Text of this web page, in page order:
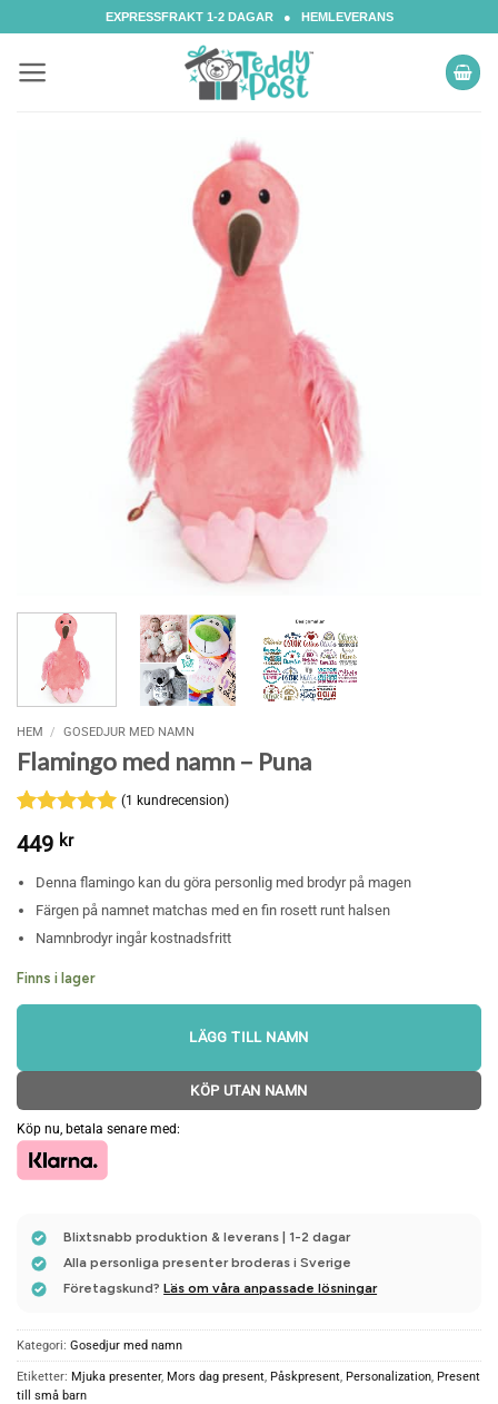
to
EXPRESSFRAKT 1-2 DAGAR ● HEMLEVERANS
HEM / GOSEDJUR MED NAMN
Flamingo med namn – Puna
Betygsatt
av 5
kundrecension
(1 kundrecension)
449 kr
Denna flamingo kan du göra personlig med brodyr på magen
Färgen på namnet matchas med en fin rosett runt halsen
Namnbrodyr ingår kostnadsfritt
Finns i lager
LÄGG TILL NAMN
KÖP UTAN NAMN
Köp nu, betala senare med:
Blixtsnabb produktion & leverans | 1-2 dagar
Alla personliga presenter broderas i Sverige
Företagskund?Läs om våra anpassade lösningar
Kategori: Gosedjur med namn
Etiketter: Mjuka presenter, Mors dag present, Påskpresent, Personalization, Present
till små barn